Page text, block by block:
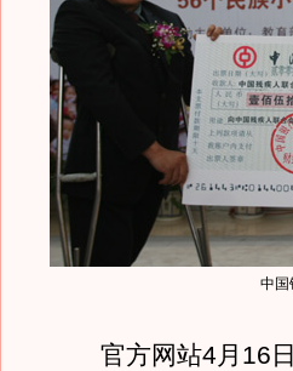
中国
官方网站4月16日